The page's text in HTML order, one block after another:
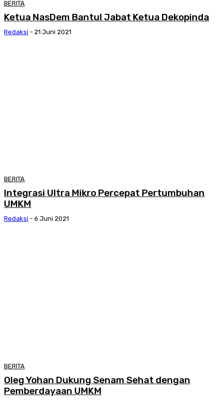
BERITA
Ketua NasDem Bantul Jabat Ketua Dekopinda
Redaksi - 21 Juni 2021
BERITA
Integrasi Ultra Mikro Percepat Pertumbuhan
UMKM
Redaksi - 6 Juni 2021
BERITA
Oleg Yohan Dukung Senam Sehat dengan
Pemberdayaan UMKM